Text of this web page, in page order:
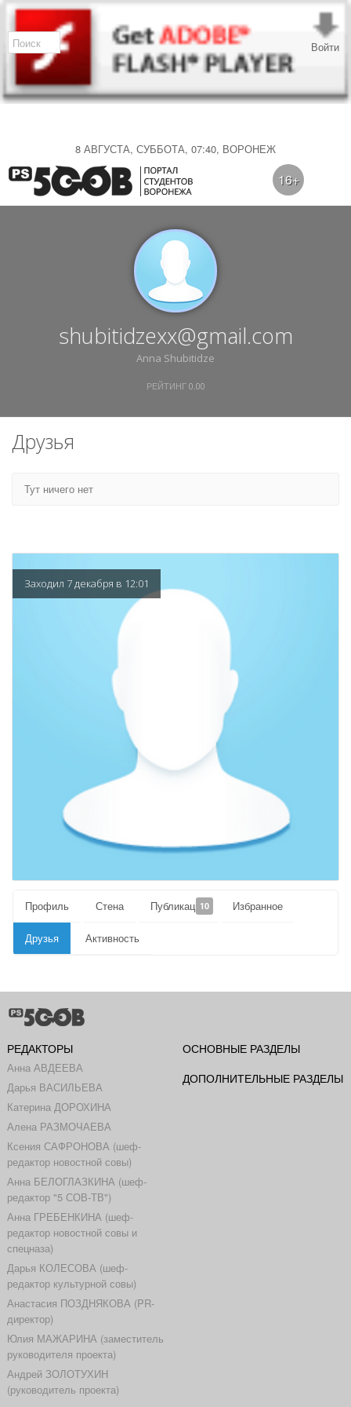
8 АВГУСТА, СУББОТА, 07:40, ВОРОНЕЖ
Войти
16+
shubitidzexx@gmail.com
Anna Shubitidze
РЕЙТИНГ 0.00
Друзья
Тут ничего нет
Заходил 7 декабря в 12:01
Профиль Стена Публикации10 Избранное
Друзья Активность
РЕДАКТОРЫ
Анна АВДЕЕВА
Дарья ВАСИЛЬЕВА
Катерина ДОРОХИНА
Алена РАЗМОЧАЕВА
Ксения САФРОНОВА (шеф-
редактор новостной совы)
Анна БЕЛОГЛАЗКИНА (шеф-
редактор "5 СОВ-ТВ")
Анна ГРЕБЕНКИНА (шеф-
редактор новостной совы и
спецназа)
Дарья КОЛЕСОВА (шеф-
редактор культурной совы)
Анастасия ПОЗДНЯКОВА (PR-
директор)
Юлия МАЖАРИНА (заместитель
руководителя проекта)
Андрей ЗОЛОТУХИН
(руководитель проекта)
ОСНОВНЫЕ РАЗДЕЛЫ
ДОПОЛНИТЕЛЬНЫЕ РАЗДЕЛЫ